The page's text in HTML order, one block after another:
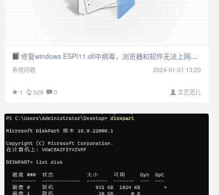
修复windows ESPI11.dll中病毒，浏览器和软件无法上网问题
系统问题 2024-01-01 13:20
文艺范儿
1 529 0